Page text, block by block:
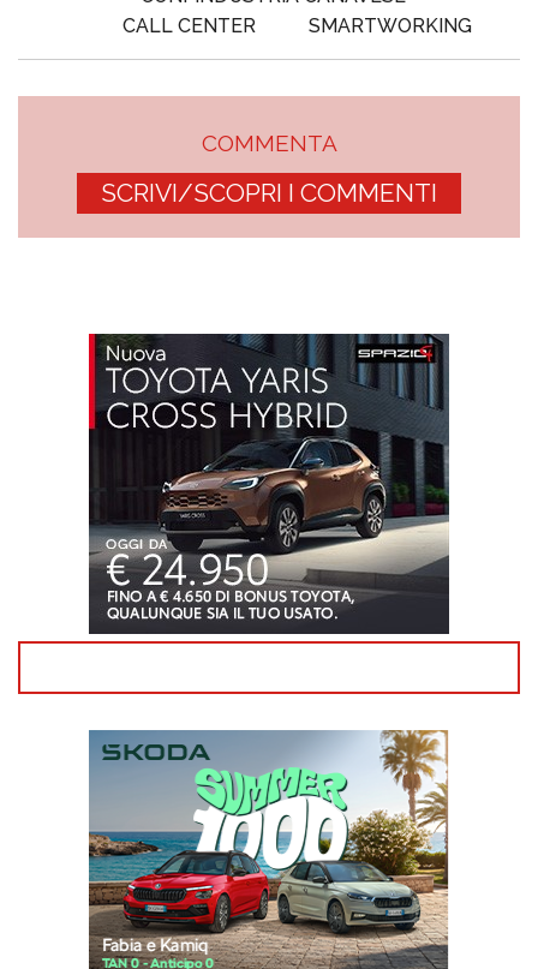
CALL CENTER
SMARTWORKING
COMMENTA
SCRIVI/SCOPRI I COMMENTI